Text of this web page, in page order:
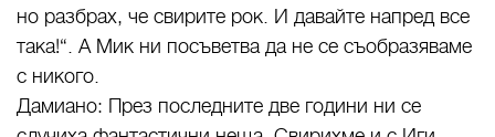
но разбрах, че свирите рок. И давайте напред все
така!“. А Мик ни посъветва да не се съобразяваме
с никого.
Дамиано: През последните две години ни се